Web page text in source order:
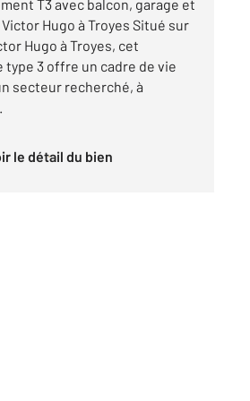
T3 avec balcon, garage et
Hugo à Troyes Situé sur
Hugo à Troyes, cet
3 offre un cadre de vie
secteur recherché, à
le détail du bien